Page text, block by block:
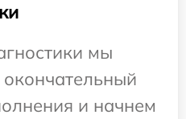
мы
и начнем